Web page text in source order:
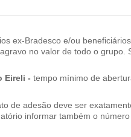
ex-Bradesco e/ou
no valor de todo o grupo.
Eireli - tempo mínimo de
de adesão deve ser
informar também o